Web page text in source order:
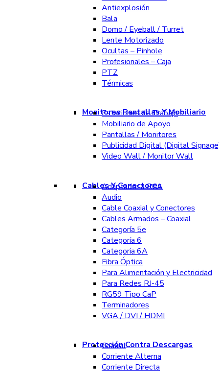
Antiexplosión
Bala
Domo / Eyeball / Turret
Lente Motorizado
Ocultas – Pinhole
Profesionales – Caja
PTZ
Térmicas
Monitores Pantallas Y Mobiliario
Estaciones de Trabajo
Mobiliario de Apoyo
Pantallas / Monitores
Publicidad Digital (Digital
Video Wall / Monitor Wall
Cables Y Conectores
Adaptador a RCA
Audio
Cable Coaxial y Conectores
Cables Armados – Coaxial
Categoría 5e
Categoría 6
Categoría 6A
Fibra Óptica
Para Alimentación y Electricidad
Para Redes RJ-45
RG59 Tipo CaP
Terminadores
VGA / DVI / HDMI
Protección Contra Descargas
Coaxial
Corriente Alterna
Corriente Directa